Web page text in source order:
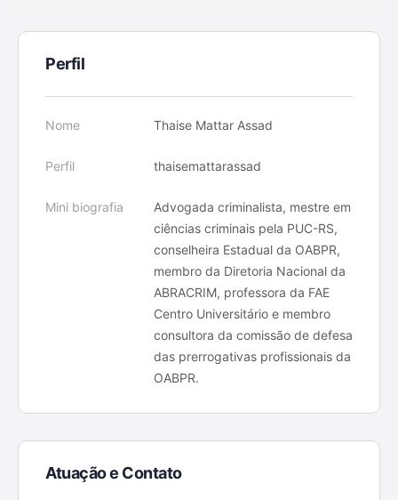
Perfil
Nome Thaise Mattar Assad
Perfil thaisemattarassad
Mini biografia
Advogada criminalista, mestre em
ciências criminais pela PUC-RS,
conselheira Estadual da OABPR,
membro da Diretoria Nacional da
ABRACRIM, professora da FAE
Centro Universitário e membro
consultora da comissão de defesa
das prerrogativas profissionais da
OABPR.
Atuação e Contato